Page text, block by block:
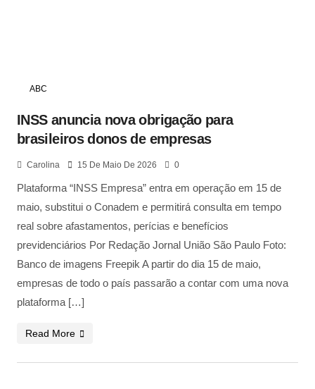
ABC
INSS anuncia nova obrigação para
brasileiros donos de empresas
Carolina 15 De Maio De 2026 0
Plataforma “INSS Empresa” entra em operação em 15 de
maio, substitui o Conadem e permitirá consulta em tempo
real sobre afastamentos, perícias e benefícios
previdenciários Por Redação Jornal União São Paulo Foto:
Banco de imagens Freepik A partir do dia 15 de maio,
empresas de todo o país passarão a contar com uma nova
plataforma […]
Read More